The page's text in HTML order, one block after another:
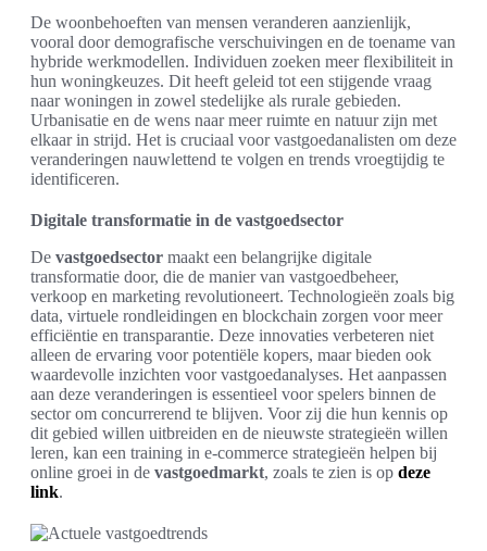
De woonbehoeften van mensen veranderen aanzienlijk,
vooral door demografische verschuivingen en de toename van
hybride werkmodellen. Individuen zoeken meer flexibiliteit in
hun woningkeuzes. Dit heeft geleid tot een stijgende vraag
naar woningen in zowel stedelijke als rurale gebieden.
Urbanisatie en de wens naar meer ruimte en natuur zijn met
elkaar in strijd. Het is cruciaal voor vastgoedanalisten om deze
veranderingen nauwlettend te volgen en trends vroegtijdig te
identificeren.
Digitale transformatie in de vastgoedsector
De vastgoedsector maakt een belangrijke digitale
transformatie door, die de manier van vastgoedbeheer,
verkoop en marketing revolutioneert. Technologieën zoals big
data, virtuele rondleidingen en blockchain zorgen voor meer
efficiëntie en transparantie. Deze innovaties verbeteren niet
alleen de ervaring voor potentiële kopers, maar bieden ook
waardevolle inzichten voor vastgoedanalyses. Het aanpassen
aan deze veranderingen is essentieel voor spelers binnen de
sector om concurrerend te blijven. Voor zij die hun kennis op
dit gebied willen uitbreiden en de nieuwste strategieën willen
leren, kan een training in e-commerce strategieën helpen bij
online groei in de vastgoedmarkt, zoals te zien is op deze
link.